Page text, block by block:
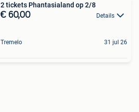
2 tickets Phantasialand op 2/8
€ 60,00 Details
Tremelo 31 jul 26